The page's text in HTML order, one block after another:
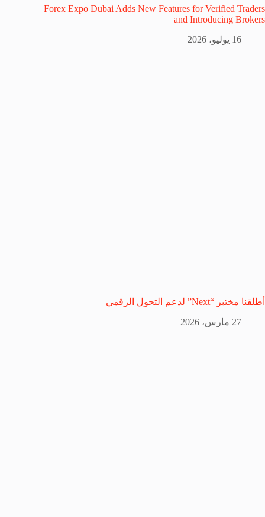
Forex Expo Dubai Adds New Features for Verified Traders
and Introducing Brokers
16 يوليو، 2026
أطلقنا مختبر “Next” لدعم التحول الرقمي
27 مارس، 2026